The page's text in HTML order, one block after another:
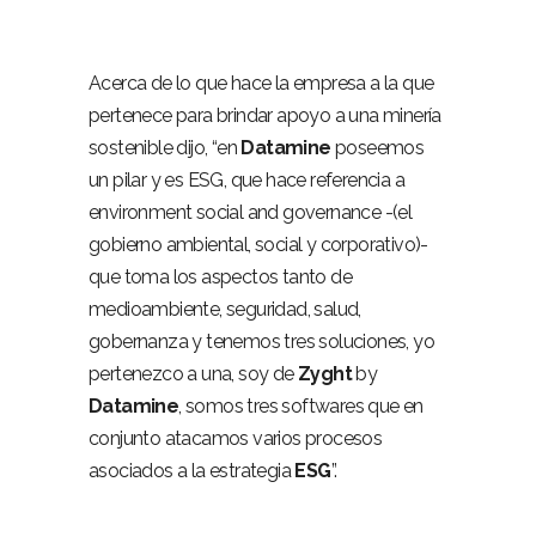
Acerca de lo que hace la empresa a la que
pertenece para brindar apoyo a una minería
sostenible dijo, “en Datamine poseemos
un pilar y es ESG, que hace referencia a
environment social and governance -(el
gobierno ambiental, social y corporativo)-
que toma los aspectos tanto de
medioambiente, seguridad, salud,
gobernanza y tenemos tres soluciones, yo
pertenezco a una, soy de Zyghtby
Datamine, somos tres softwares que en
conjunto atacamos varios procesos
asociados a la estrategiaESG”.